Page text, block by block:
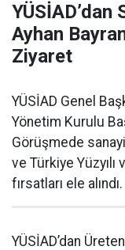
YÜSİAD’dan
Ayhan
Ziyaret
YÜSİAD Genel
Yönetim Kurulu
Görüşmede
ve Türkiye Yüzyılı
fırsatları ele alındı.
YÜSİAD’dan